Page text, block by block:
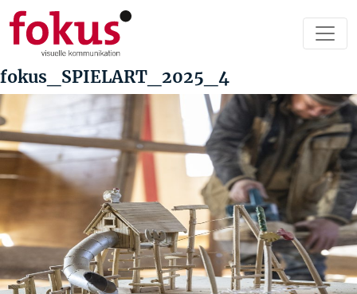
fokus_SPIELART_2025_4